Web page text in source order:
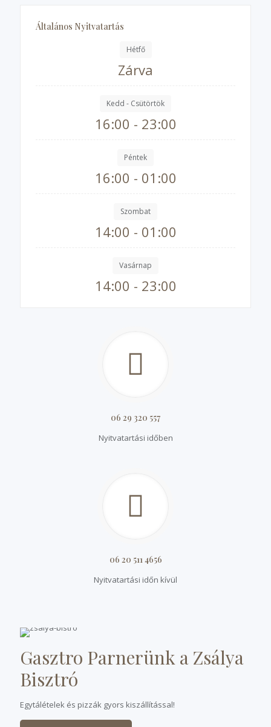
Általános Nyitvatartás
Hétfő
Zárva
Kedd - Csütörtök
16:00 - 23:00
Péntek
16:00 - 01:00
Szombat
14:00 - 01:00
Vasárnap
14:00 - 23:00
06 29 320 557
Nyitvatartási időben
06 20 511 4656
Nyitvatartási időn kívül
Gasztro Parnerünk a Zsálya
Bisztró
Egytálételek és pizzák gyors kiszállítással!